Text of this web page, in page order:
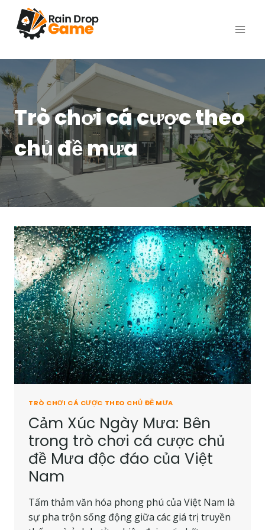
content
Trò chơi cá cược theo
chủ đề mưa
TRÒ CHƠI CÁ CƯỢC THEO CHỦ ĐỀ MƯA
Cảm Xúc Ngày Mưa: Bên
trong trò chơi cá cược chủ
đề Mưa độc đáo của Việt
Nam
Tấm thảm văn hóa phong phú của Việt Nam là
sự pha trộn sống động giữa các giá trị truyền